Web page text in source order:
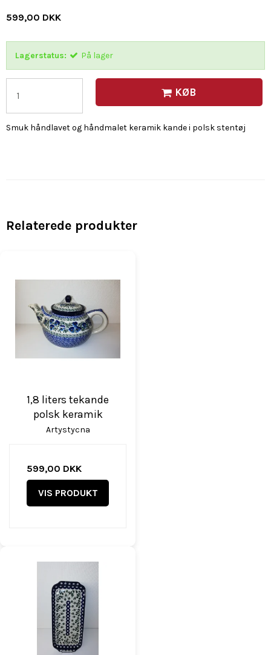
599,00 DKK
Lagerstatus: På lager
KØB
Smuk håndlavet og håndmalet keramik kande i polsk stentøj
Relaterede produkter
1,8 liters tekande
polsk keramik
Artystycna
599,00 DKK
VIS PRODUKT